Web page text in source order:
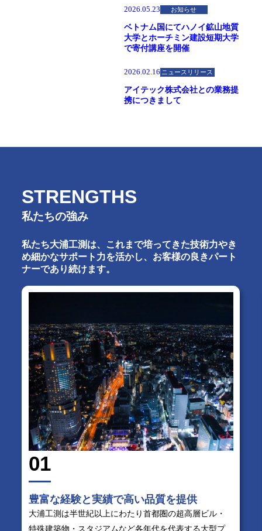
2026.05.23 お知らせ
ベトナム国にてハノイ鉱山地質
大学とホーチミン建設短期大学
で寄付講座を開催
2026.02.16 ニュースリリース
アイテック株式会社との業務提
携につきまして
STRENGTHS
私たちの強み
私たち大浦工測は、これまで培ってきた技術力やき
め細かなサポート力を活かし、お客様の良きパート
ナーであり続けます。
01
豊富な経験と実績で高い品質を提供
大浦工測は半世紀以上にわたり首都圏の超高層ビル・
特殊建築物・スタジアムなど各年代を代表する大型プ